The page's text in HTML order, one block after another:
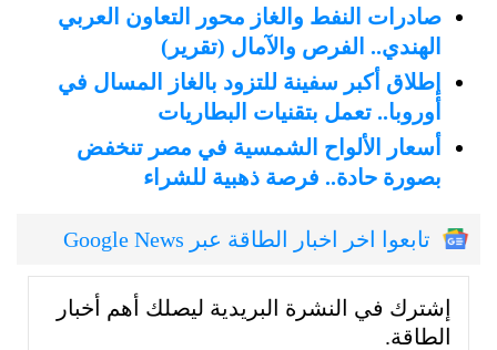
صادرات النفط والغاز محور التعاون العربي
الهندي.. الفرص والآمال (تقرير)
إطلاق أكبر سفينة للتزود بالغاز المسال في
أوروبا.. تعمل بتقنيات البطاريات
أسعار الألواح الشمسية في مصر تنخفض
بصورة حادة.. فرصة ذهبية للشراء
تابعوا اخر اخبار الطاقة عبر Google News
إشترك في النشرة البريدية ليصلك أهم أخبار
الطاقة.